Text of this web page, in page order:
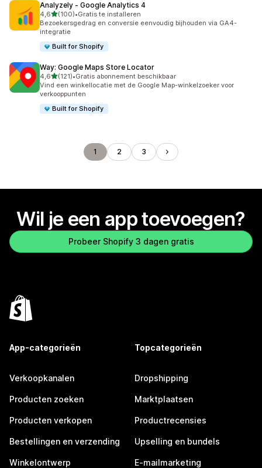
Analyzely ‑ Google Analytics 4
4,6van 5 sterren
(100)
100 recensies in totaal
•Gratis te installeren
Bezoekersgedrag en conversie eenvoudig bijhouden via GA4-
integratie
Built for Shopify
Way: Google Maps Store Locator
4,6van 5 sterren
(121)
121 recensies in totaal
•Gratis abonnement beschikbaar
Vind een winkellocatie met de Google Map-winkelzoeker voor
verkooppunten
Built for Shopify
1 2 3
Wil je een app toevoegen?
Probeer Shopify 3 dagen gratis
App-categorieën
Verkoopkanalen
Producten zoeken
Producten verkopen
Bestellingen en verzending
Winkelontwerp
Topcategorieën
Dropshipping
Marktplaatsen
Productrecensies
Upselling en bundels
E-mailmarketing